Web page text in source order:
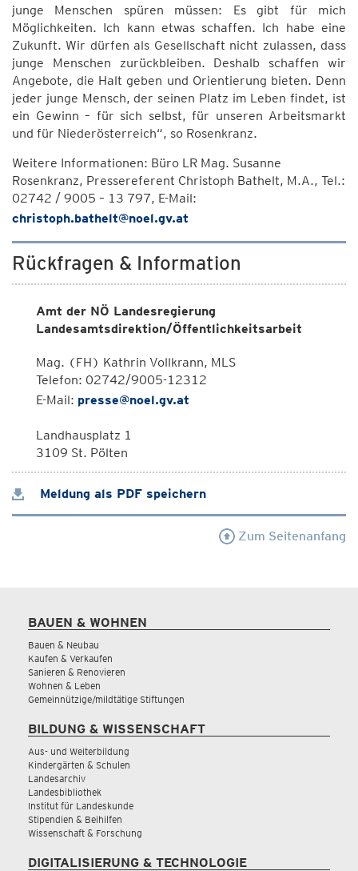
junge Menschen spüren müssen: Es gibt für mich
Möglichkeiten. Ich kann etwas schaffen. Ich habe eine
Zukunft. Wir dürfen als Gesellschaft nicht zulassen, dass
junge Menschen zurückbleiben. Deshalb schaffen wir
Angebote, die Halt geben und Orientierung bieten. Denn
jeder junge Mensch, der seinen Platz im Leben findet, ist
ein Gewinn – für sich selbst, für unseren Arbeitsmarkt
und für Niederösterreich“, so Rosenkranz.
Weitere Informationen: Büro LR Mag. Susanne
Rosenkranz, Pressereferent Christoph Bathelt, M.A., Tel.:
02742 / 9005 – 13 797, E-Mail:
christoph.bathelt@noel.gv.at
Rückfragen & Information
Amt der NÖ Landesregierung
Landesamtsdirektion/Öffentlichkeitsarbeit
Mag. (FH) Kathrin Vollkrann, MLS
Telefon: 02742/9005-12312
E-Mail: presse@noel.gv.at
Landhausplatz 1
3109 St. Pölten
Meldung als PDF speichern
Zum Seitenanfang
BAUEN & WOHNEN
Bauen & Neubau
Kaufen & Verkaufen
Sanieren & Renovieren
Wohnen & Leben
Gemeinnützige/mildtätige Stiftungen
BILDUNG & WISSENSCHAFT
Aus- und Weiterbildung
Kindergärten & Schulen
Landesarchiv
Landesbibliothek
Institut für Landeskunde
Stipendien & Beihilfen
Wissenschaft & Forschung
DIGITALISIERUNG & TECHNOLOGIE